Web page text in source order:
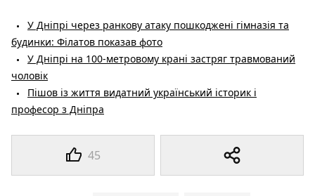
45
У Дніпрі через ранкову атаку пошкоджені гімназія та
будинки: Філатов показав фото
У Дніпрі на 100-метровому крані застряг травмований
чоловік
Пішов із життя видатний український історик і
професор з Дніпра